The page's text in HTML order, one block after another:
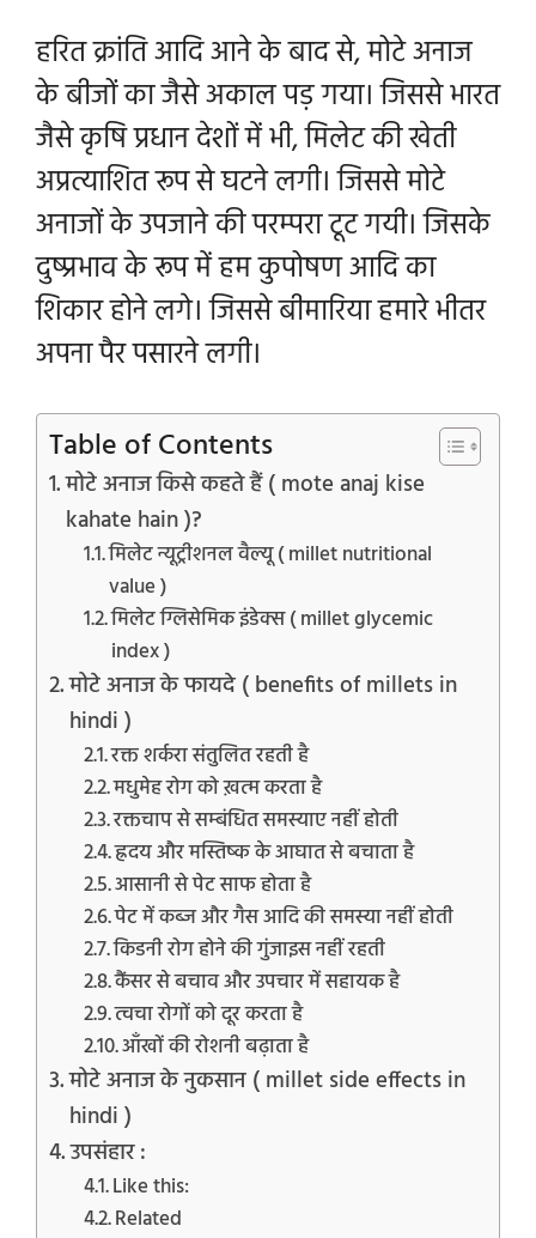
हरित क्रांति आदि आने के बाद से, मोटे अनाज
के बीजों का जैसे अकाल पड़ गया। जिससे भारत
जैसे कृषि प्रधान देशों में भी, मिलेट की खेती
अप्रत्याशित रूप से घटने लगी। जिससे मोटे
अनाजों के उपजाने की परम्परा टूट गयी। जिसके
दुष्प्रभाव के रूप में हम कुपोषण आदि का
शिकार होने लगे। जिससे बीमारिया हमारे भीतर
अपना पैर पसारने लगी।
Table of Contents
मोटे अनाज किसे कहते हैं ( mote anaj kise
kahate hain )?
मिलेट न्यूट्रीशनल वैल्यू ( millet nutritional
value )
मिलेट ग्लिसेमिक इंडेक्स ( millet glycemic
index )
मोटे अनाज के फायदे ( benefits of millets in
hindi )
रक्त शर्करा संतुलित रहती है
मधुमेह रोग को ख़त्म करता है
रक्तचाप से सम्बंधित समस्याए नहीं होती
ह्रदय और मस्तिष्क के आघात से बचाता है
आसानी से पेट साफ होता है
पेट में कब्ज और गैस आदि की समस्या नहीं होती
किडनी रोग होने की गुंजाइस नहीं रहती
कैंसर से बचाव और उपचार में सहायक है
त्वचा रोगों को दूर करता है
आँखों की रोशनी बढ़ाता है
मोटे अनाज के नुकसान ( millet side effects in
hindi )
उपसंहार :
Like this:
Related